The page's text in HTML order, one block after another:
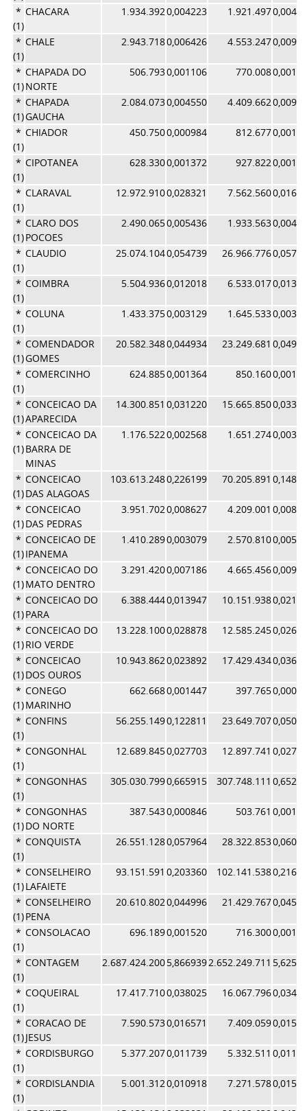
*
(1)
CHACARA 1.934.3920,004223 1.921.497
*
(1)
CHALE 2.943.7180,006426 4.553.247
*
(1)
CHAPADA DO
NORTE
506.7930,001106 770.008
*
(1)
CHAPADA
GAUCHA
2.084.0730,004550 4.409.662
*
(1)
CHIADOR 450.7500,000984 812.677
*
(1)
CIPOTANEA 628.3300,001372 927.822
*
(1)
CLARAVAL 12.972.9100,028321 7.562.560
*
(1)
CLARO DOS
POCOES
2.490.0650,005436 1.933.563
*
(1)
CLAUDIO 25.074.1040,054739 26.966.776
*
(1)
COIMBRA 5.504.9360,012018 6.533.017
*
(1)
COLUNA 1.433.3750,003129 1.645.533
*
(1)
COMENDADOR
GOMES
20.582.3480,044934 23.249.681
*
(1)
COMERCINHO 624.8850,001364 850.160
*
(1)
CONCEICAO DA
APARECIDA
14.300.851 0,031220 15.665.850
*
(1)
CONCEICAO DA
BARRA DE
MINAS
1.176.5220,002568 1.651.274
*
(1)
CONCEICAO
DAS ALAGOAS
103.613.2480,226199 70.205.891
*
(1)
CONCEICAO
DAS PEDRAS
3.951.7020,008627 4.209.001
*
(1)
CONCEICAO DE
IPANEMA
1.410.2890,003079 2.570.810
*
(1)
CONCEICAO DO
MATO DENTRO
3.291.4200,007186 4.665.456
*
(1)
CONCEICAO DO
PARA
6.388.4440,013947 10.151.938
*
(1)
CONCEICAO DO
RIO VERDE
13.228.1000,028878 12.585.245
*
(1)
CONCEICAO
DOS OUROS
10.943.8620,023892 17.429.434
*
(1)
CONEGO
MARINHO
662.6680,001447 397.765
*
(1)
CONFINS 56.255.1490,122811 23.649.707
*
(1)
CONGONHAL 12.689.8450,027703 12.897.741
*
(1)
CONGONHAS 305.030.7990,665915 307.748.111
*
(1)
CONGONHAS
DO NORTE
387.5430,000846 503.761
*
(1)
CONQUISTA 26.551.1280,057964 28.322.853
*
(1)
CONSELHEIRO
LAFAIETE
93.151.591 0,203360 102.141.538
*
(1)
CONSELHEIRO
PENA
20.610.8020,044996 21.429.767
*
(1)
CONSOLACAO 696.1890,001520 716.300
*
(1)
CONTAGEM 2.687.424.2005,8669392.652.249.711
*
(1)
COQUEIRAL 17.417.7100,038025 16.067.796
*
(1)
CORACAO DE
JESUS
7.590.5730,016571 7.409.059
*
(1)
CORDISBURGO 5.377.2070,011739 5.332.511
*
(1)
CORDISLANDIA 5.001.3120,010918 7.271.578